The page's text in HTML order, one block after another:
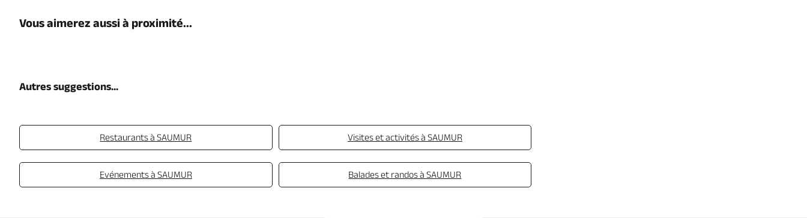
Vous aimerez aussi à proximité...
Autres suggestions...
Restaurants à SAUMUR Visites et activités à SAUMUR
Evénements à SAUMUR Balades et randos à SAUMUR